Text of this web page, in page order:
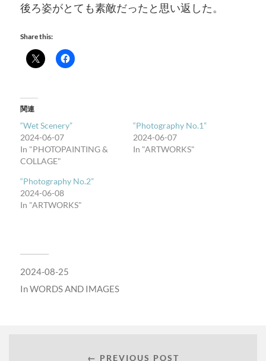
後ろ姿がとても素敵だったと思い返した。
Share this:
関連
“Wet Scenery”
2024-06-07
In "PHOTOPAINTING &
COLLAGE"
“Photography No.1”
2024-06-07
In "ARTWORKS"
“Photography No.2”
2024-06-08
In "ARTWORKS"
2024-08-25
InWORDS AND IMAGES
← PREVIOUS POST